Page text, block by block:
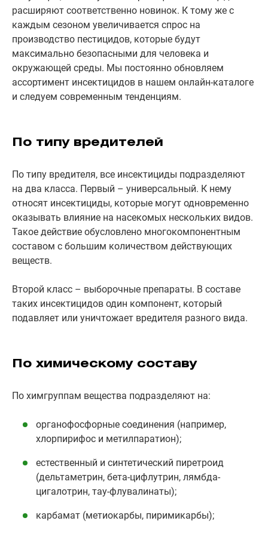
расширяют соответственно новинок. К тому же с
каждым сезоном увеличивается спрос на
производство пестицидов, которые будут
максимально безопасными для человека и
окружающей среды. Мы постоянно обновляем
ассортимент инсектицидов в нашем онлайн-каталоге
и следуем современным тенденциям.
По типу вредителей
По типу вредителя, все инсектициды подразделяют
на два класса. Первый – универсальный. К нему
относят инсектициды, которые могут одновременно
оказывать влияние на насекомых нескольких видов.
Такое действие обусловлено многокомпонентным
составом с большим количеством действующих
веществ.
Второй класс – выборочные препараты. В составе
таких инсектицидов один компонент, который
подавляет или уничтожает вредителя разного вида.
По химическому составу
По химгруппам вещества подразделяют на:
органофосфорные соединения (например,
хлорпирифос и метилпаратион);
естественный и синтетический пиретроид
(дельтаметрин, бета-цифлутрин, лямбда-
цигалотрин, тау-флувалинаты);
карбамат (метиокарбы, пиримикарбы);